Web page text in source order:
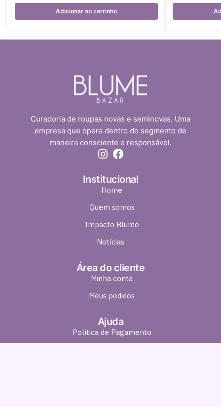
Adicionar ao carrinho
Curadoria de roupas novas e seminovas. Uma
empresa que opera dentro do segmento de
maneira consciente e responsável.
Institucional
Home
Quem somos
Impacto Blume
Notícias
Área do cliente
Minha conta
Meus pedidos
Ajuda
Política de Pagamento